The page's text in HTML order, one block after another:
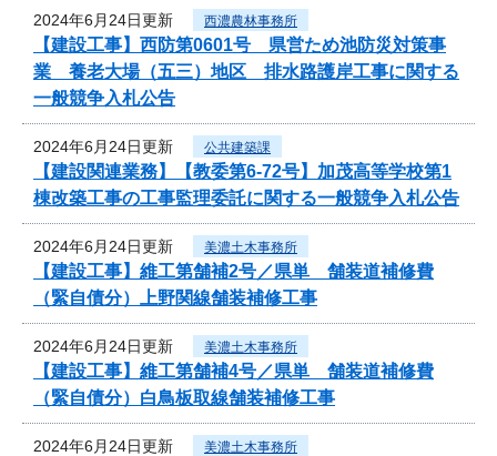
2024年6月24日更新 西濃農林事務所
【建設工事】西防第0601号 県営ため池防災対策事
業 養老大場（五三）地区 排水路護岸工事に関する
一般競争入札公告
2024年6月24日更新 公共建築課
【建設関連業務】【教委第6-72号】加茂高等学校第1
棟改築工事の工事監理委託に関する一般競争入札公告
2024年6月24日更新 美濃土木事務所
【建設工事】維工第舗補2号／県単 舗装道補修費
（緊自債分）上野関線舗装補修工事
2024年6月24日更新 美濃土木事務所
【建設工事】維工第舗補4号／県単 舗装道補修費
（緊自債分）白鳥板取線舗装補修工事
2024年6月24日更新 美濃土木事務所